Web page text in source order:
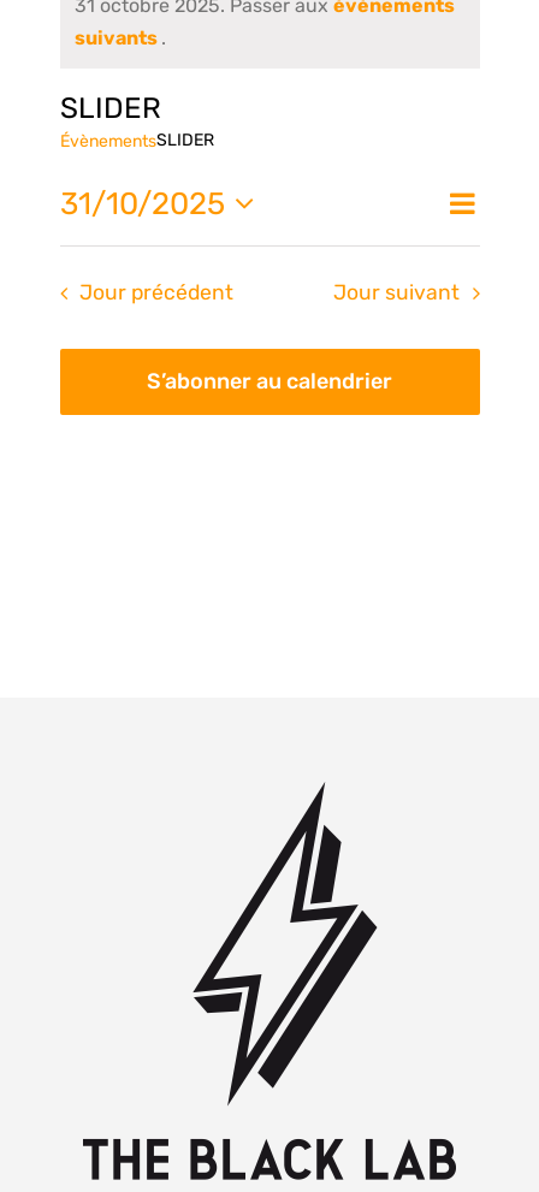
31 octobre 2025. Passer aux évènements
suivants .
SLIDER
ÉvènementsSLIDER
de
Jour
31/10/2025
Sélectionnez
date.
Jour précédent Jour suivant
S’abonner au calendrier